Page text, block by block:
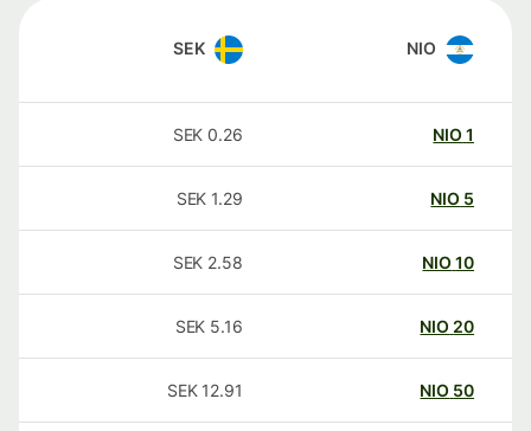
NIO
SEK
NIO
0.26
SEK
NIO
1.29
SEK
NIO
2.58
SEK
20
NIO
5.16
SEK
50
NIO
12.91
SEK